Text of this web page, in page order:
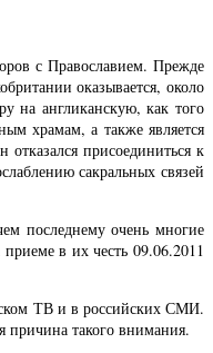
с Православием. Прежде
оказывается, около
на англиканскую, как того
храмам, а также является
присоединиться к
сакральных связей
последнему очень многие
в их честь 09.06.2011
ТВ и в российских СМИ.
причина такого внимания.